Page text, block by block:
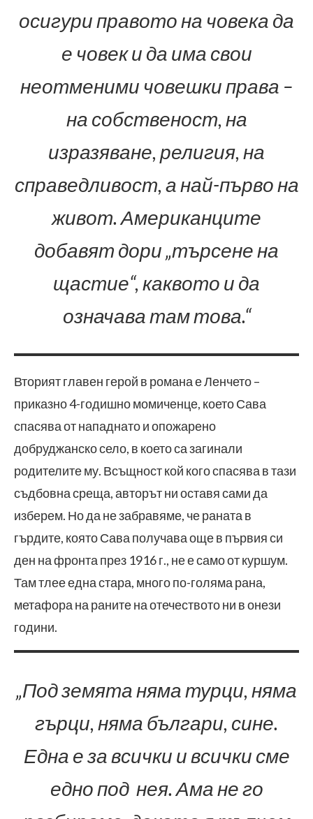
осигури правото на човека да
е човек и да има свои
неотменими човешки права –
на собственост, на
изразяване, религия, на
справедливост, а най-първо на
живот. Американците
добавят дори „търсене на
щастие“, каквото и да
означава там това.“
Вторият главен герой в романа е Ленчето –
приказно 4-годишно момиченце, което Сава
спасява от нападнато и опожарено
добруджанско село, в което са загинали
родителите му. Всъщност кой кого спасява в тази
съдбовна среща, авторът ни оставя сами да
изберем. Но да не забравяме, че раната в
гърдите, която Сава получава още в първия си
ден на фронта през 1916 г., не е само от куршум.
Там тлее една стара, много по-голяма рана,
метафора на раните на отечеството ни в онези
години.
„Под земята няма турци, няма
гърци, няма българи, сине.
Една е за всички и всички сме
едно под нея. Ама не го